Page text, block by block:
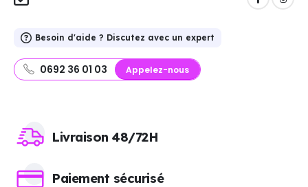
Besoin d'aide ? Discutez avec un expert
0692 36 01 03 Appelez-nous
Livraison 48/72H
Paiement sécurisé